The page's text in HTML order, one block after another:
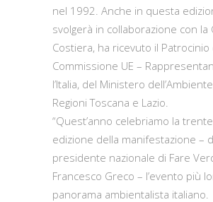
nel 1992. Anche in questa
svolgerà in collaborazione con la
Costiera, ha ricevuto il Patrocinio
Commissione UE –
l’Italia, del Ministero
Regioni Toscana e Lazio.
“Quest’anno celebriamo la
edizione della manifestazione –
presidente nazionale di Fare
Francesco Greco – l’evento più
panorama ambientalista italiano.